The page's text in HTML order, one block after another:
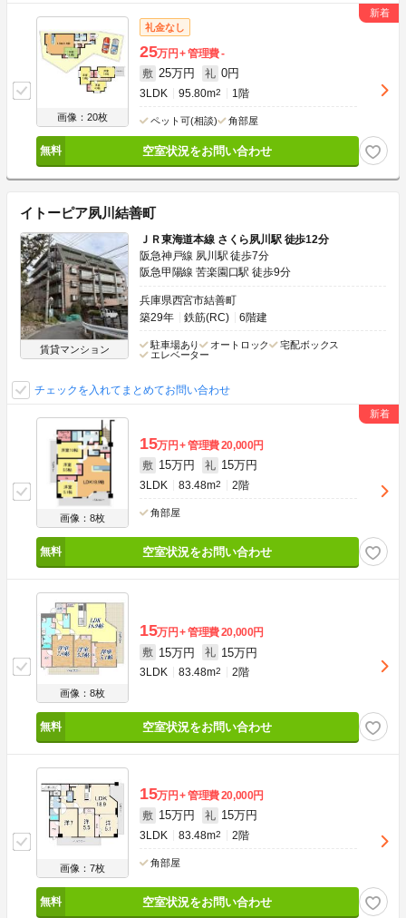
画像：20枚
礼金なし
25万円 管理費-
敷 25万円 礼 0円
3LDK 95.80m2 1階
ペット可(相談) 角部屋
空室状況をお問い合わせ
イトーピア夙川結善町
賃貸マンション
ＪＲ東海道本線 さくら夙川駅 徒歩12分
阪急神戸線 夙川駅 徒歩7分
阪急甲陽線 苦楽園口駅 徒歩9分
兵庫県西宮市結善町
築29年
鉄筋(RC) 6階建
駐車場あり オートロック
宅配ボックス
エレベーター
チェックを入れてまとめてお問い合わせ
画像：8枚
15万円 管理費20,000円
敷 15万円 礼 15万円
3LDK 83.48m2 2階
角部屋
空室状況をお問い合わせ
画像：8枚
15万円 管理費20,000円
敷 15万円 礼 15万円
3LDK 83.48m2 2階
空室状況をお問い合わせ
画像：7枚
15万円 管理費20,000円
敷 15万円 礼 15万円
3LDK 83.48m2 2階
角部屋
空室状況をお問い合わせ